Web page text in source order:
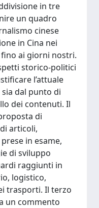
in tre
un quadro
cinese
in Cina nei
fino ai giorni nostri.
storico-politici
l’attuale
dal punto di
dei contenuti. Il
di
articoli,
in esame,
di sviluppo
raggiunti in
logistico,
trasporti. Il terzo
un commento